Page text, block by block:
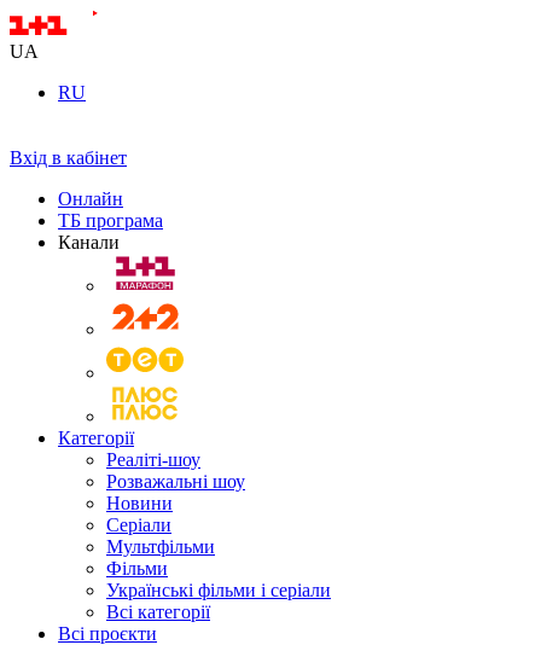
UA
RU
Вхід в кабінет
Онлайн
ТБ програма
Канали
Категорії
Реаліті-шоу
Розважальні шоу
Новини
Серіали
Мультфільми
Фільми
Українські фільми і серіали
Всі категорії
Всі проєкти